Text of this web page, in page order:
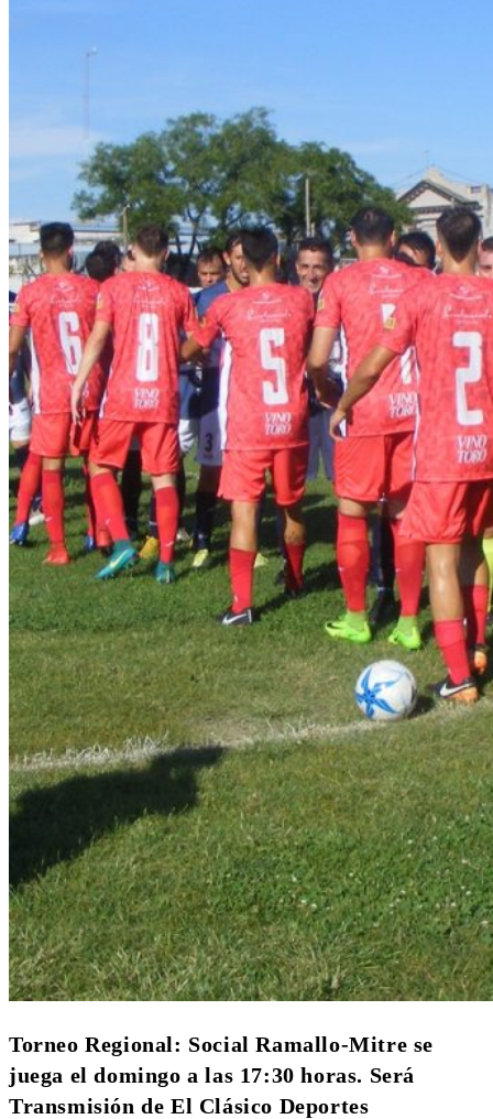
Torneo Regional: Social Ramallo-Mitre se
juega el domingo a las 17:30 horas. Será
Transmisión de El Clásico Deportes